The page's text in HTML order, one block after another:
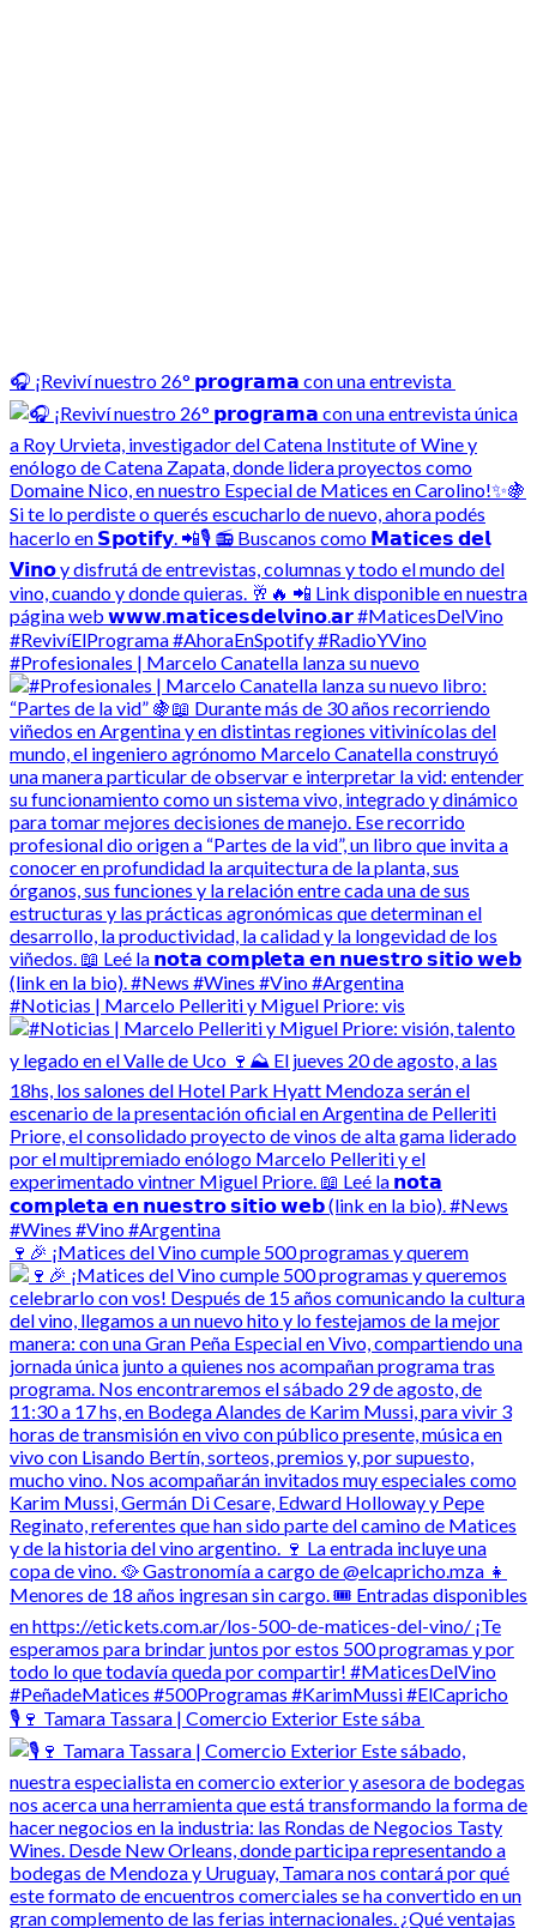
🎧 ¡Reviví nuestro 26° 𝗽𝗿𝗼𝗴𝗿𝗮𝗺𝗮 con una entrevista
#Profesionales | Marcelo Canatella lanza su nuevo
#Noticias | Marcelo Pelleriti y Miguel Priore: vis
🍷🎉 ¡Matices del Vino cumple 500 programas y querem
🎙️🍷 Tamara Tassara | Comercio Exterior Este sába